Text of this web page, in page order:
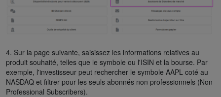
4. Sur la page suivante, saisissez les informations relatives au
produit souhaité, telles que le symbole ou l'ISIN et la bourse. Par
exemple, l'investisseur peut rechercher le symbole AAPL coté au
NASDAQ et filtrer pour les seuls abonnés non professionnels (Non
Professional Subscribers).